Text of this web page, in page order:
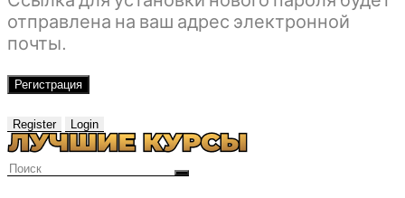
отправлена ​​на ваш адрес электронной
почты.
Регистрация
Register Login